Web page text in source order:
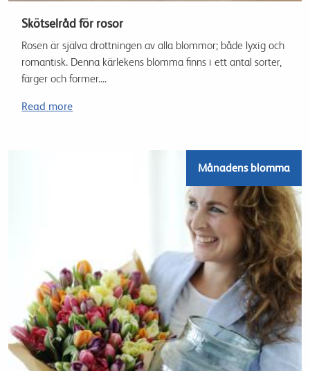
Skötselråd för rosor
Rosen är själva drottningen av alla blommor; både lyxig och
romantisk. Denna kärlekens blomma finns i ett antal sorter,
färger och former....
Read more
Månadens blomma